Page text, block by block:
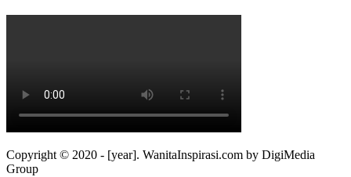
Copyright © 2020 - [year]. WanitaInspirasi.com by DigiMedia
Group